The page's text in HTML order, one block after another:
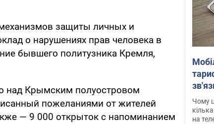
защиты личных и
о нарушениях прав человека в
бывшего политузника Кремля,
над Крымским полуостровом
пожеланиями от жителей
— 9 000 открыток с напоминанием
Чому
на